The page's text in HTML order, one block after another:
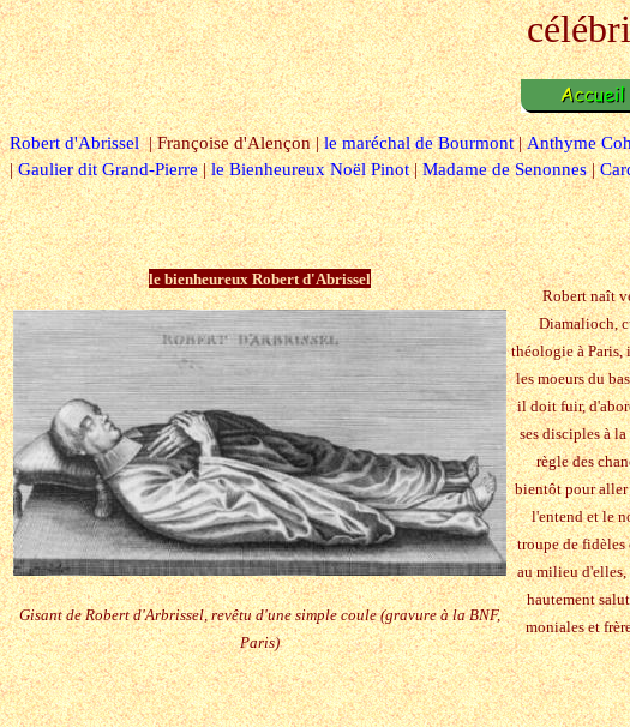
Robert d'Abrissel| Françoise d'Alençon |le maréchal de Bourmont|Anthyme
|Gaulier dit Grand-Pierre|le Bienheureux Noël Pinot|Madame de Senonnes|
le bienheureux Robert d'Abrissel
Gisant de Robert d'Arbrissel, revêtu d'une simple coule (gravure à la BNF,
Paris)
Robert naît
Diamalioch,
théologie à Paris,
les moeurs du
il doit fuir,
ses disciples à
règle des
bientôt pour aller
l'entend et le
troupe de fidèles
au milieu d'elles,
hautement
moniales et